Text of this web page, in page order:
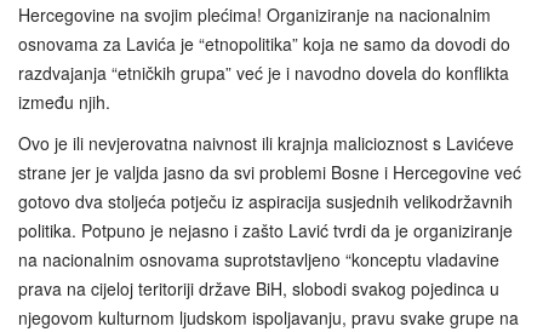
Hercegovine na svojim plećima! Organiziranje na nacionalnim
osnovama za Lavića je “etnopolitika” koja ne samo da dovodi do
razdvajanja “etničkih grupa” već je i navodno dovela do konflikta
između njih.
Ovo je ili nevjerovatna naivnost ili krajnja malicioznost s Lavićeve
strane jer je valjda jasno da svi problemi Bosne i Hercegovine već
gotovo dva stoljeća potječu iz aspiracija susjednih velikodržavnih
politika. Potpuno je nejasno i zašto Lavić tvrdi da je organiziranje
na nacionalnim osnovama suprotstavljeno “konceptu vladavine
prava na cijeloj teritoriji države BiH, slobodi svakog pojedinca u
njegovom kulturnom ljudskom ispoljavanju, pravu svake grupe na